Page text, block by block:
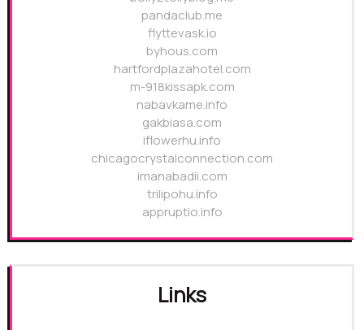
pandaclub.me
flyttevask.io
byhous.com
hartfordplazahotel.com
m-918kissapk.com
nabavkame.info
gakbiasa.com
iflowerhu.info
chicagocrystalconnection.com
imanabadii.com
trilipohu.info
appruptio.info
Links